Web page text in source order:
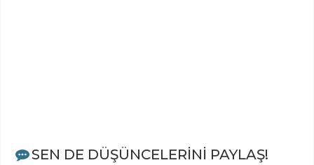
SEN DE DÜŞÜNCELERİNİ PAYLAŞ!